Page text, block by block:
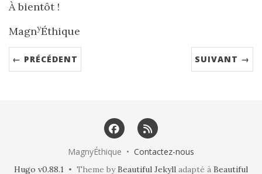
À bientôt !
MagnyÉthique
← PRÉCÉDENT SUIVANT →
MagnyÉthique • Contactez-nous
Hugo v0.88.1 • Theme byBeautiful Jekyll adapté à Beautiful